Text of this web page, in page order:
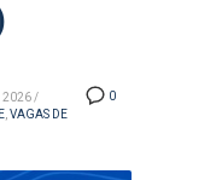
0
2026 /
VAGAS DE